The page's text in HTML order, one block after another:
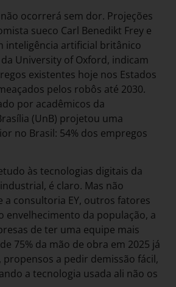
ocorrerá sem dor. Projeções
sueco Carl Benedikt Frey e
inteligência artificial britânico
University of Oxford, indicam
existentes hoje nos Estados
pelos robôs até 2030.
por acadêmicos da
(UnB) projetou uma
no Brasil: 54% dos empregos
às tecnologias digitais da
é claro. Mas não
a consultoria EY, outros fatores
envelhecimento da população, a
de ter uma equipe mais
75% da mão de obra em 2025 já
propensos a pedir demissão fácil,
a tecnologia usada ali não os